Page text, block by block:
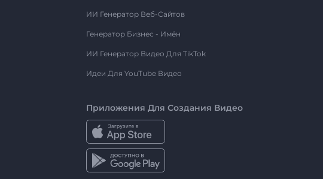
ИИ Генератор Веб-Сайтов
Генератор Бизнес - Имён
ИИ Генератор Видео Для TikTok
Идеи Для YouTube Видео
Приложения Для Создания Видео